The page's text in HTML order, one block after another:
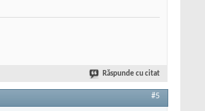
Răspunde cu citat
#5